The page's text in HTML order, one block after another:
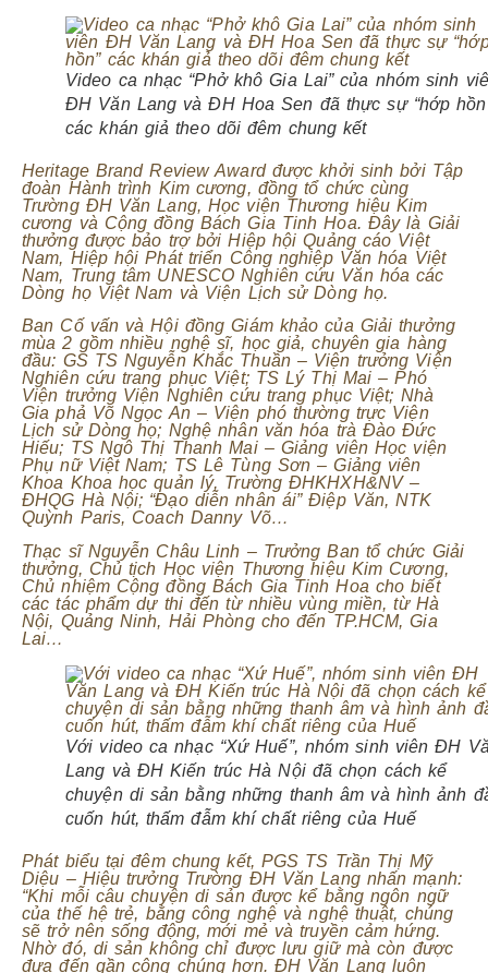
Video ca nhạc “Phở khô Gia Lai” của nhóm sinh
ĐH Văn Lang và ĐH Hoa Sen đã thực sự “hớp
các khán giả theo dõi đêm chung kết
Heritage Brand Review Award được khởi sinh bởi Tập
đoàn Hành trình Kim cương, đồng tổ chức cùng
Trường ĐH Văn Lang, Học viện Thương hiệu Kim
cương và Cộng đồng Bách Gia Tinh Hoa. Đây là Giải
thưởng được bảo trợ bởi Hiệp hội Quảng cáo Việt
Nam, Hiệp hội Phát triển Công nghiệp Văn hóa Việt
Nam, Trung tâm UNESCO Nghiên cứu Văn hóa các
Dòng họ Việt Nam và Viện Lịch sử Dòng họ.
Ban Cố vấn và Hội đồng Giám khảo của Giải thưởng
mùa 2 gồm nhiều nghệ sĩ, học giả, chuyên gia hàng
đầu: GS TS Nguyễn Khắc Thuần – Viện trưởng Viện
Nghiên cứu trang phục Việt; TS Lý Thị Mai – Phó
Viện trưởng Viện Nghiên cứu trang phục Việt; Nhà
Gia phả Võ Ngọc An – Viện phó thường trực Viện
Lịch sử Dòng họ; Nghệ nhân văn hóa trà Đào Đức
Hiếu; TS Ngô Thị Thanh Mai – Giảng viên Học viện
Phụ nữ Việt Nam; TS Lê Tùng Sơn – Giảng viên
Khoa Khoa học quản lý, Trường ĐHKHXH&NV –
ĐHQG Hà Nội; “Đạo diễn nhân ái” Điệp Văn, NTK
Quỳnh Paris, Coach Danny Võ…
Thạc sĩ Nguyễn Châu Linh – Trưởng Ban tổ chức Giải
thưởng, Chủ tịch Học viện Thương hiệu Kim Cương,
Chủ nhiệm Cộng đồng Bách Gia Tinh Hoa cho biết
các tác phẩm dự thi đến từ nhiều vùng miền, từ Hà
Nội, Quảng Ninh, Hải Phòng cho đến TP.HCM, Gia
Lai…
Với video ca nhạc “Xứ Huế”, nhóm sinh viên ĐH
Lang và ĐH Kiến trúc Hà Nội đã chọn cách kể
chuyện di sản bằng những thanh âm và hình ảnh
cuốn hút, thấm đẫm khí chất riêng của Huế
Phát biểu tại đêm chung kết, PGS TS Trần Thị Mỹ
Diệu – Hiệu trưởng Trường ĐH Văn Lang nhấn mạnh:
“Khi mỗi câu chuyện di sản được kể bằng ngôn ngữ
của thế hệ trẻ, bằng công nghệ và nghệ thuật, chúng
sẽ trở nên sống động, mới mẻ và truyền cảm hứng.
Nhờ đó, di sản không chỉ được lưu giữ mà còn được
đưa đến gần công chúng hơn. ĐH Văn Lang luôn